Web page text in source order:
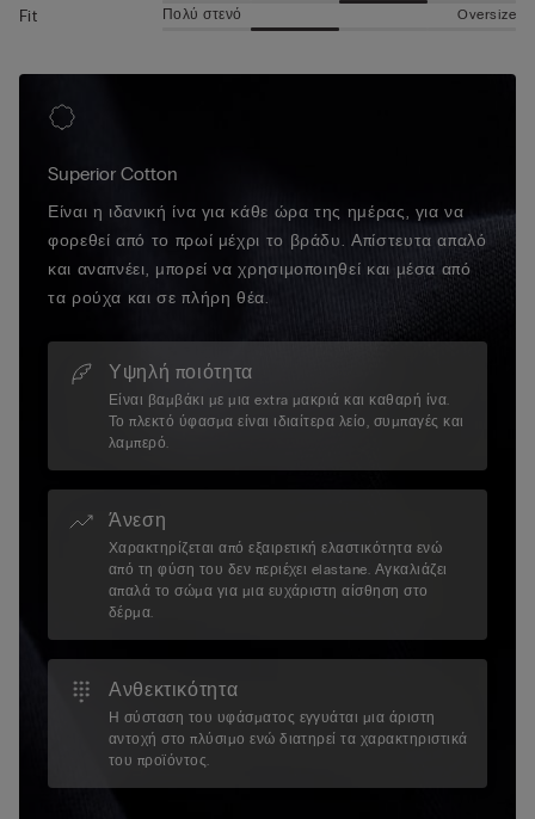
Fit Πολύ στενό Oversize
Superior Cotton
Είναι η ιδανική ίνα για κάθε ώρα της ημέρας, για να
φορεθεί από το πρωί μέχρι το βράδυ. Απίστευτα απαλό
και αναπνέει, μπορεί να χρησιμοποιηθεί και μέσα από
τα ρούχα και σε πλήρη θέα.
Υψηλή ποιότητα
Είναι βαμβάκι με μια extra μακριά και καθαρή ίνα.
Το πλεκτό ύφασμα είναι ιδιαίτερα λείο, συμπαγές και
λαμπερό.
Άνεση
Χαρακτηρίζεται από εξαιρετική ελαστικότητα ενώ
από τη φύση του δεν περιέχει elastane. Αγκαλιάζει
απαλά το σώμα για μια ευχάριστη αίσθηση στο
δέρμα.
Ανθεκτικότητα
Η σύσταση του υφάσματος εγγυάται μια άριστη
αντοχή στο πλύσιμο ενώ διατηρεί τα χαρακτηριστικά
του προϊόντος.